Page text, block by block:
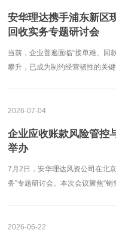
安华理达携手浦东新区
回收实务专题研讨会
当前，企业普遍面临“接单难、回
攀升，已成为制约经营韧性的关
2026-07-04
企业应收账款风险管控
举办
7月2日，安华理达风资公司在北
务”专题研讨会。本次会议聚焦“销
2026-06-22